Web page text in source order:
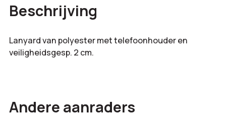
totaal:
Beschrijving
Lanyard van polyester met telefoonhouder en
veiligheidsgesp. 2 cm.
Andere aanraders